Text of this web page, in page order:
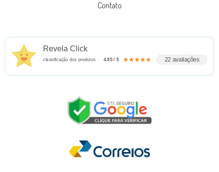
Contato
Revela Click
classificação dos produtos 4.95 / 5 22 avaliações